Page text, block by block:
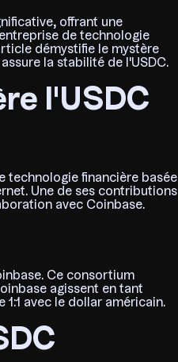
offrant une
de technologie
démystifie le mystère
la stabilité de l'USDC.
l'USDC
technologie financière basée
Une de ses contributions
avec Coinbase.
Ce consortium
agissent en tant
avec le dollar américain.